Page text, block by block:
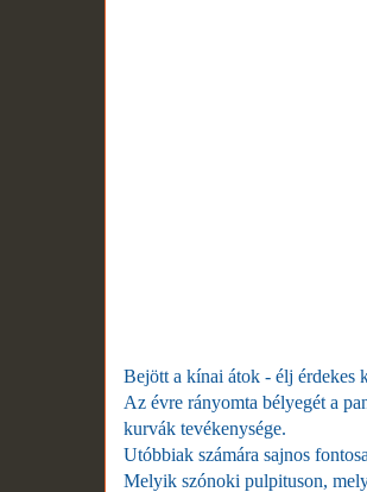
Bejött a kínai átok - élj érdekes
Az évre rányomta bélyegét a
kurvák tevékenysége.
Utóbbiak számára sajnos
Melyik szónoki pulpituson,